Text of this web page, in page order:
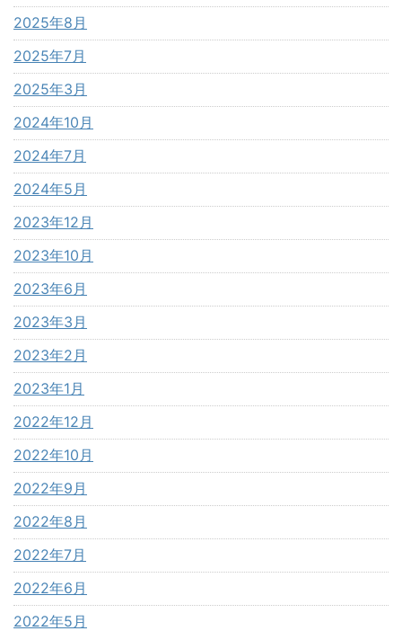
2025年8月
2025年7月
2025年3月
2024年10月
2024年7月
2024年5月
2023年12月
2023年10月
2023年6月
2023年3月
2023年2月
2023年1月
2022年12月
2022年10月
2022年9月
2022年8月
2022年7月
2022年6月
2022年5月